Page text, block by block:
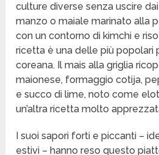
culture diverse senza uscire
manzo o maiale marinato alla
con un contorno di kimchi e
ricetta è una delle più popolari
coreana. Il mais alla griglia
maionese, formaggio cotija,
e succo di lime, noto come
un’altra ricetta molto
I suoi sapori forti e piccanti –
estivi – hanno reso questo